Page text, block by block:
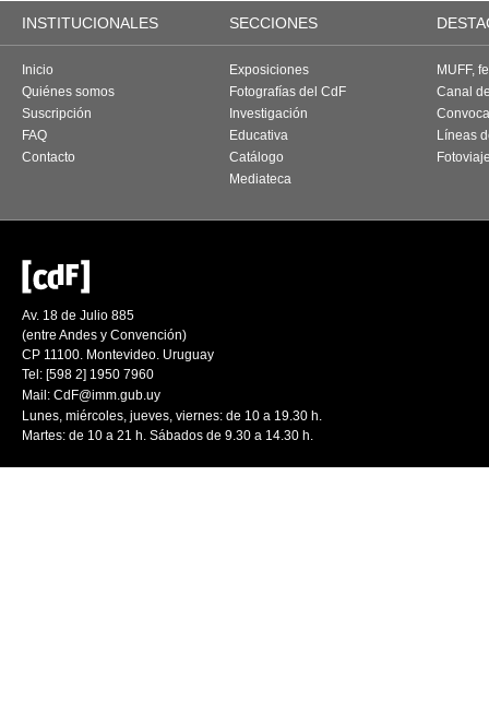
INSTITUCIONALES SECCIONES
Inicio
Quiénes somos
Suscripción
FAQ
Contacto
Exposiciones
Fotografías del CdF
Investigación
Educativa
Catálogo
Mediateca
MUFF,
Canal
Líneas
Av. 18 de Julio 885
(entre Andes y Convención)
CP 11100. Montevideo. Uruguay
Tel: [598 2] 1950 7960
Mail: CdF@imm.gub.uy
Lunes, miércoles, jueves, viernes: de 10 a 19.30 h.
Martes: de 10 a 21 h. Sábados de 9.30 a 14.30 h.